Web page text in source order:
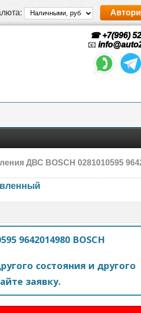
☎ +7(996)
📧
BOSCH 0281010595 9642014980 Citroen,
9642014980 BOSCH
состояния и другого
заявку.